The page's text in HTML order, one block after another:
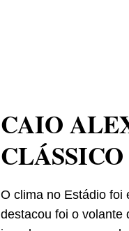
CAIO
O clima no Estádio foi
destacou foi o volante